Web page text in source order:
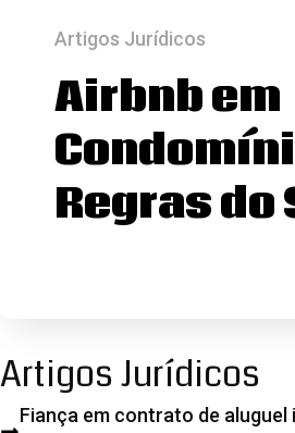
Artigos Jurídicos
Airbnb em
Regras do
Artigos Jurídicos
Fiança em contrato de aluguel